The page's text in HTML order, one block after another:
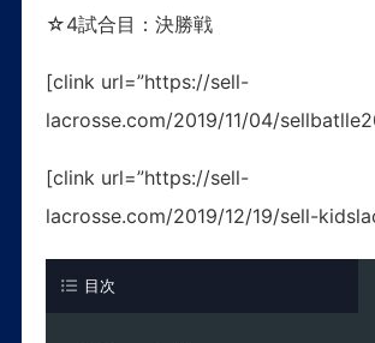
☆4試合目：決勝戦
[clink url=”https://sell-
lacrosse.com/2019/11/04/
[clink url=”https://sell-
lacrosse.com/2019/12/19/sell-
目次